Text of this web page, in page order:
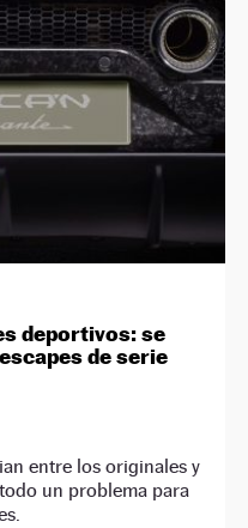
deportivos: se
de serie
entre los originales y
un problema para